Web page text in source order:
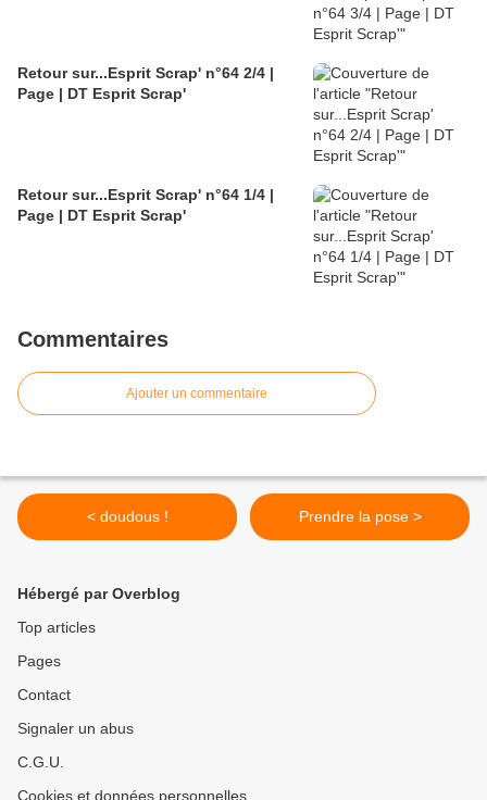
Retour sur...Esprit Scrap' n°64 2/4 |
Page | DT Esprit Scrap'
Retour sur...Esprit Scrap' n°64 1/4 |
Page | DT Esprit Scrap'
Commentaires
Ajouter un commentaire
< doudous ! Prendre la pose >
Hébergé par Overblog
Top articles
Pages
Contact
Signaler un abus
C.G.U.
Cookies et données personnelles